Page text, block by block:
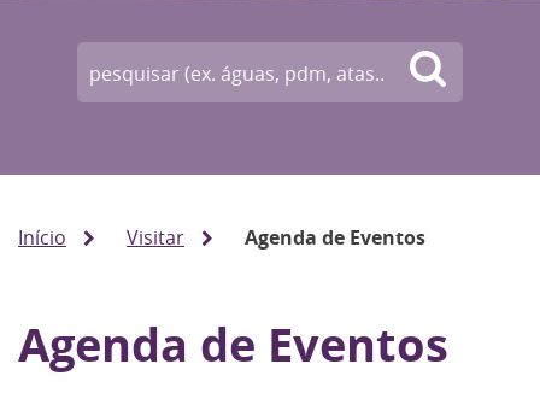
Início Visitar Agenda de Eventos
Agenda de Eventos